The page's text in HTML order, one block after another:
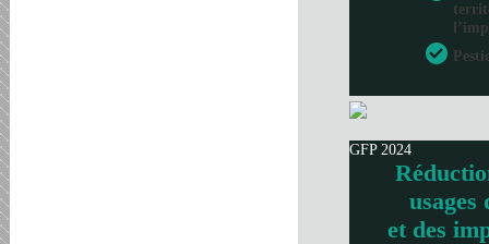
GFP 2024
usages
et des